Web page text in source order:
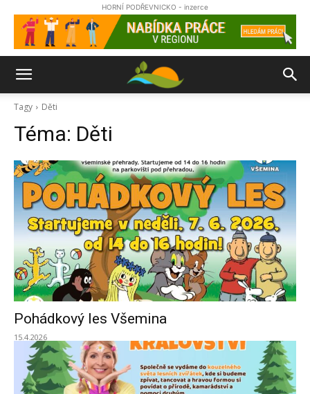
HORNÍ PODŘEVNICKO - inzerce
Tagy Děti
Téma: Děti
Pohádkový les Všemina
15.4.2026